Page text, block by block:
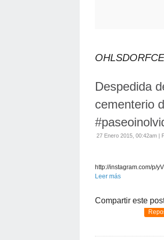
Despedida
cementerio
27 Enero 2015, 00:42am |
http://instagram.com/p/
Leer más
Compartir este